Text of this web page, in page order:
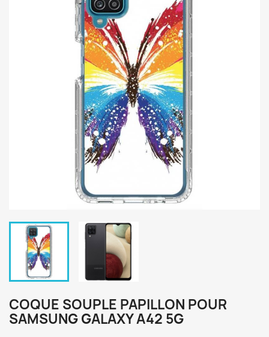
COQUE SOUPLE PAPILLON POUR
SAMSUNG GALAXY A42 5G